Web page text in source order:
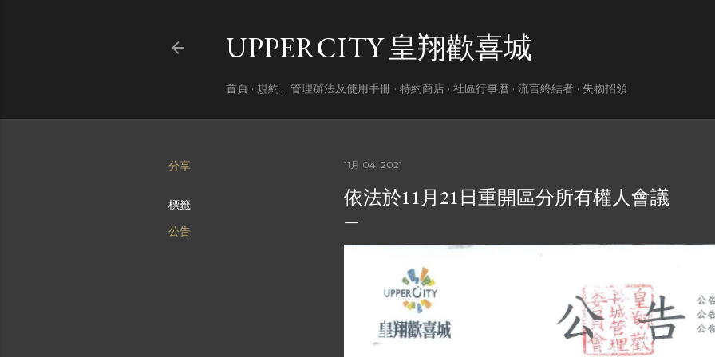
UPPERCITY 皇翔歡喜城
首頁 規約、管理辦法及使用手冊 特約商店 社區行事曆 流言終結者 失物招領
分享
標籤
公告
11月 04, 2021
依法於11月21日重開區分所有權人會議